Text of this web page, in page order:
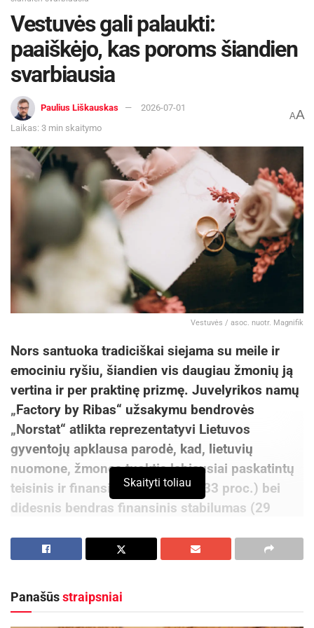
Vestuvės gali palaukti:
paaiškėjo, kas poroms šiandien
svarbiausia
Paulius Liškauskas
2026-07-01
Laikas: 3 min skaitymo
AA
Vestuvės / asoc. nuotr. Magnifik
Nors santuoka tradiciškai siejama su meile ir
emociniu ryšiu, šiandien vis daugiau žmonių ją
vertina ir per praktinę prizmę. Juvelyrikos namų
„Factory by Ribas“ užsakymu bendrovės
„Norstat“ atlikta reprezentatyvi Lietuvos
gyventojų apklausa parodė, kad, lietuvių
nuomone, žmones tuoktis labiausiai paskatintų
teisinis ir finansinis saugumas (33 proc.) bei
didesnis bendras finansinis stabilumas (29
vaikų planavimas tarp svarbiausių priežasčių
Psichologės Vitalijos Navickės teigimu, augant
Skaityti toliau
Panašūsstraipsniai